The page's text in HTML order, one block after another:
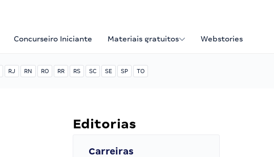
Concurseiro Iniciante Materiais gratuitos Webstories
RJ RN RO RR RS SC SE SP TO
Editorias
Carreiras